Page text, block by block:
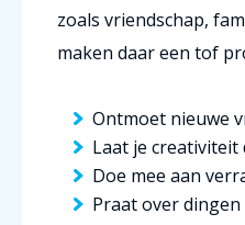
zoals vriendschap,
maken daar een tof
Ontmoet nieuwe
Laat je creativiteit
Doe mee aan
Praat over